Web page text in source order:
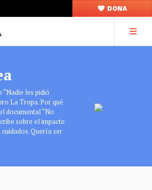
DONA
les pidió
La Tropa. Por qué
documental “No
sobre el impacto
Quería ser